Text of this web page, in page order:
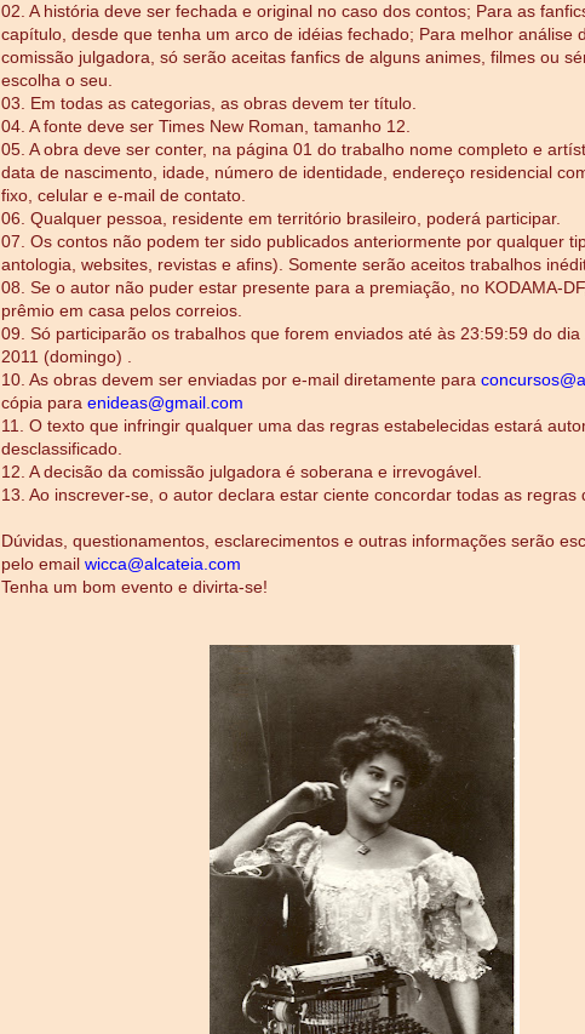
02. A história deve ser fechada e original no caso dos contos; Para as
capítulo, desde que tenha um arco de idéias fechado; Para melhor análise
comissão julgadora, só serão aceitas fanfics de alguns animes, filmes ou
escolha o seu.
03. Em todas as categorias, as obras devem ter título.
04. A fonte deve ser Times New Roman, tamanho 12.
05. A obra deve ser conter, na página 01 do trabalho nome completo e
data de nascimento, idade, número de identidade, endereço residencial
fixo, celular e e-mail de contato.
06. Qualquer pessoa, residente em território brasileiro, poderá participar.
07. Os contos não podem ter sido publicados anteriormente por qualquer
antologia, websites, revistas e afins). Somente serão aceitos trabalhos
08. Se o autor não puder estar presente para a premiação, no KODAMA-
prêmio em casa pelos correios.
09. Só participarão os trabalhos que forem enviados até às 23:59:59 do
2011 (domingo) .
10. As obras devem ser enviadas por e-mail diretamente para
cópia para enideas@gmail.com
11. O texto que infringir qualquer uma das regras estabelecidas estará
desclassificado.
12. A decisão da comissão julgadora é soberana e irrevogável.
13. Ao inscrever-se, o autor declara estar ciente concordar todas as regras
Dúvidas, questionamentos, esclarecimentos e outras informações serão
pelo email wicca@alcateia.com
Tenha um bom evento e divirta-se!